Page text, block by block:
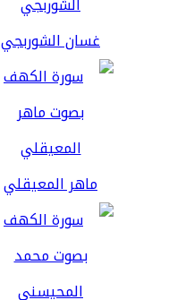
غسان الشوربجي
ماهر المعيقلي